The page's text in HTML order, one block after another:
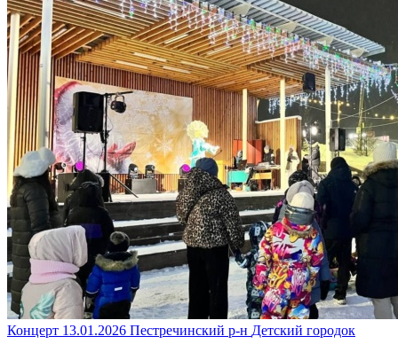
Концерт 13.01.2026 Пестречинский р-н Детский городок